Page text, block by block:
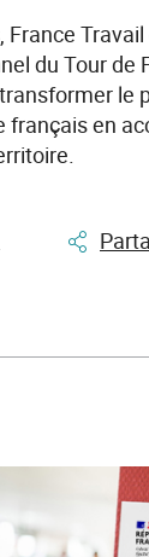
France
du Tour de
le
français en